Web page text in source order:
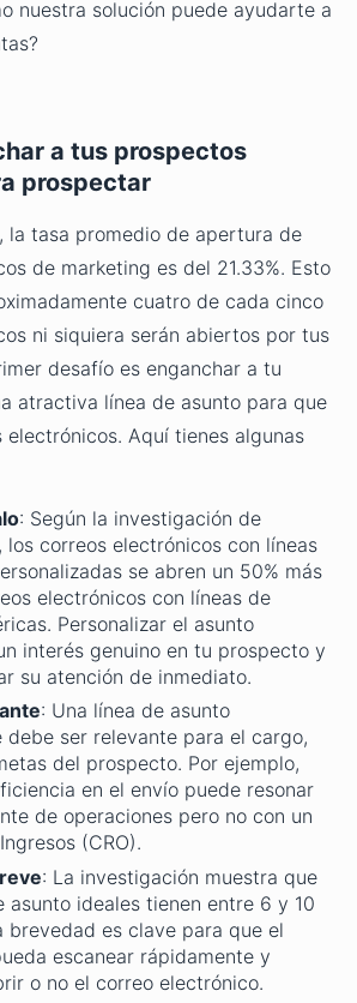
nuestra solución puede ayudarte a
a tus prospectos
prospectar
la tasa promedio de apertura de
de marketing es del 21.33%. Esto
cuatro de cada cinco
ni siquiera serán abiertos por tus
desafío es enganchar a tu
atractiva línea de asunto para que
electrónicos. Aquí tienes algunas
: Según la investigación de
los correos electrónicos con líneas
se abren un 50% más
electrónicos con líneas de
Personalizar el asunto
interés genuino en tu prospecto y
su atención de inmediato.
: Una línea de asunto
debe ser relevante para el cargo,
del prospecto. Por ejemplo,
en el envío puede resonar
de operaciones pero no con un
(CRO).
: La investigación muestra que
asunto ideales tienen entre 6 y 10
brevedad es clave para que el
escanear rápidamente y
o no el correo electrónico.